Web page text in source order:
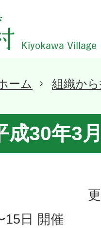
ーム 組織か
成30年3
15日 開催